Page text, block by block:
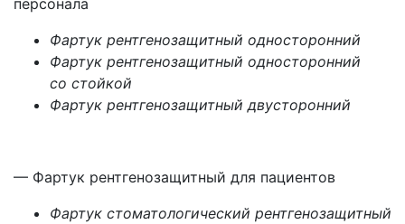
персонала
Фартук рентгенозащитный односторонний
Фартук рентгенозащитный односторонний
со стойкой
Фартук рентгенозащитный двусторонний
— Фартук рентгенозащитный для пациентов
Фартук стоматологический рентгенозащитный